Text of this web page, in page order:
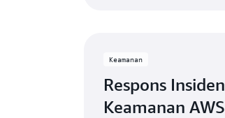
Keamanan
Respons Insiden
Keamanan AWS